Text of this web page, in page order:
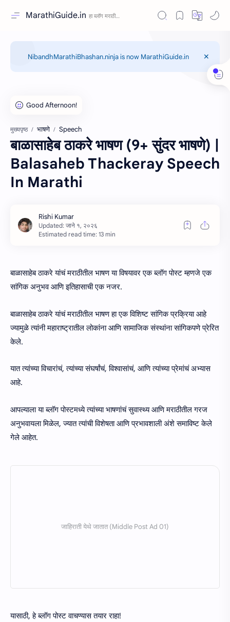
MarathiGuide.in
NibandhMarathiBhashan.ninja is now MarathiGuide.in
मुख्यपृष्ठ भाषणे Speech
बाळासाहेब ठाकरे भाषण (9+ सुंदर भाषणे) |
Balasaheb Thackeray Speech
In Marathi
Estimated read time: 13 min
बाळासाहेब ठाकरे यांचं मराठीतील भाषण या विषयावर एक ब्लॉग पोस्ट म्हणजे एक
सांगिक अनुभव आणि इतिहासाची एक नजर.
बाळासाहेब ठाकरे यांचं मराठीतील भाषण हा एक विशिष्ट सांगिक प्रक्रिया आहे
ज्यामुळे त्यांनी महाराष्ट्रातील लोकांना आणि सामाजिक संस्थांना सांगिकपणे प्रेरित
केले.
यात त्यांच्या विचारांचं, त्यांच्या संघर्षांचं, विश्वासांचं, आणि त्यांच्या प्रेमांचं अभ्यास
आहे.
आपल्याला या ब्लॉग पोस्टमध्ये त्यांच्या भाषणांचं सुवास्थ्य आणि मराठीतील गरज
अनुभवायला मिळेल, ज्यात त्यांची विशेषता आणि प्रभावशाली अंशे समाविष्ट केले
गेले आहेत.
यासाठी, हे ब्लॉग पोस्ट वाचण्यास तयार राहा!